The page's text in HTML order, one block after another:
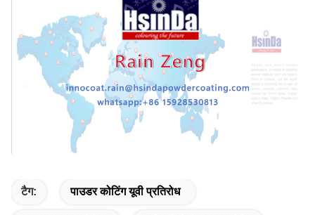
टैग: पाउडर कोटिंग यूवी प्रतिरोध